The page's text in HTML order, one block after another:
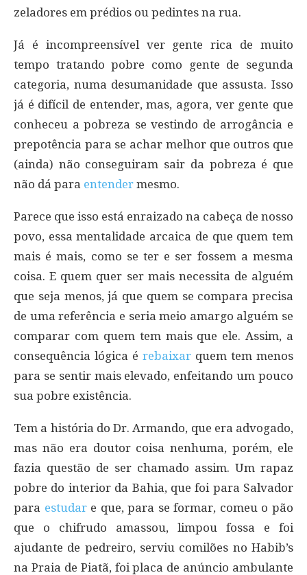
zeladores em prédios ou pedintes na rua.
Já é incompreensível ver gente rica de muito
tempo tratando pobre como gente de segunda
categoria, numa desumanidade que assusta. Isso
já é difícil de entender, mas, agora, ver gente que
conheceu a pobreza se vestindo de arrogância e
prepotência para se achar melhor que outros que
(ainda) não conseguiram sair da pobreza é que
não dá para entender mesmo.
Parece que isso está enraizado na cabeça de nosso
povo, essa mentalidade arcaica de que quem tem
mais é mais, como se ter e ser fossem a mesma
coisa. E quem quer ser mais necessita de alguém
que seja menos, já que quem se compara precisa
de uma referência e seria meio amargo alguém se
comparar com quem tem mais que ele. Assim, a
consequência lógica é rebaixar quem tem menos
para se sentir mais elevado, enfeitando um pouco
sua pobre existência.
Tem a história do Dr. Armando, que era advogado,
mas não era doutor coisa nenhuma, porém, ele
fazia questão de ser chamado assim. Um rapaz
pobre do interior da Bahia, que foi para Salvador
para estudare que, para se formar, comeu o pão
que o chifrudo amassou, limpou fossa e foi
ajudante de pedreiro, serviu comilões no Habib’s
na Praia de Piatã, foi placa de anúncio ambulante